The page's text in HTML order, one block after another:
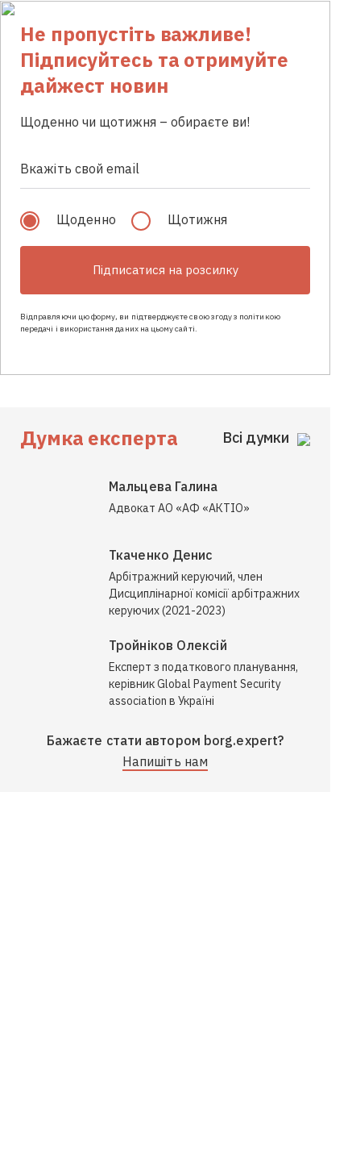
Не пропустіть важливе!
Підписуйтесь та отримуйте
дайжест новин
Щоденно чи щотижня – обираєте ви!
Щоденно Щотижня
Підписатися на розсилку
Відправляючи цю форму, ви підтверджуєте свою згоду з політикою
передачі і використання даних на цьому сайті.
Думка експерта Всі думки
Мальцева Галина
Адвокат АО «АФ «АКТІО»
Ткаченко Денис
Арбітражний керуючий, член
Дисциплінарної комісії арбітражних
керуючих (2021-2023)
Тройніков Олексій
Експерт з податкового планування,
керівник Global Payment Security
association в Україні
Бажаєте стати автором borg.expert?
Напишіть нам